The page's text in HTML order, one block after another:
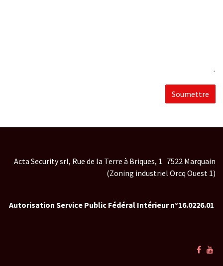
Soumettre
Acta Security srl, Rue de la Terre à Briques, 1 7522 Marquain
(Zoning industriel Orcq Ouest 1)
Autorisation Service Public Fédéral Intérieur n°16.0226.01